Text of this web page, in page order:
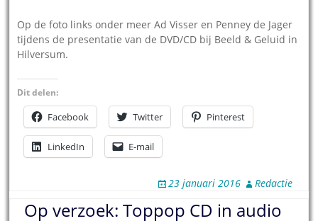
Op de foto links onder meer Ad Visser en Penney de Jager
tijdens de presentatie van de DVD/CD bij Beeld & Geluid in
Hilversum.
Dit delen:
Facebook Twitter Pinterest
LinkedIn E-mail
23 januari 2016 Redactie
Op verzoek: Toppop CD in audio